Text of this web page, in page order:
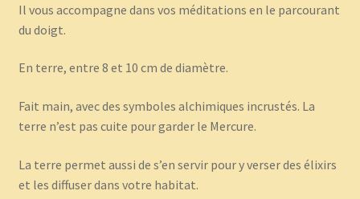
Il vous accompagne dans vos méditations en le parcourant
du doigt.
En terre, entre 8 et 10 cm de diamètre.
Fait main, avec des symboles alchimiques incrustés. La
terre n’est pas cuite pour garder le Mercure.
La terre permet aussi de s’en servir pour y verser des élixirs
et les diffuser dans votre habitat.